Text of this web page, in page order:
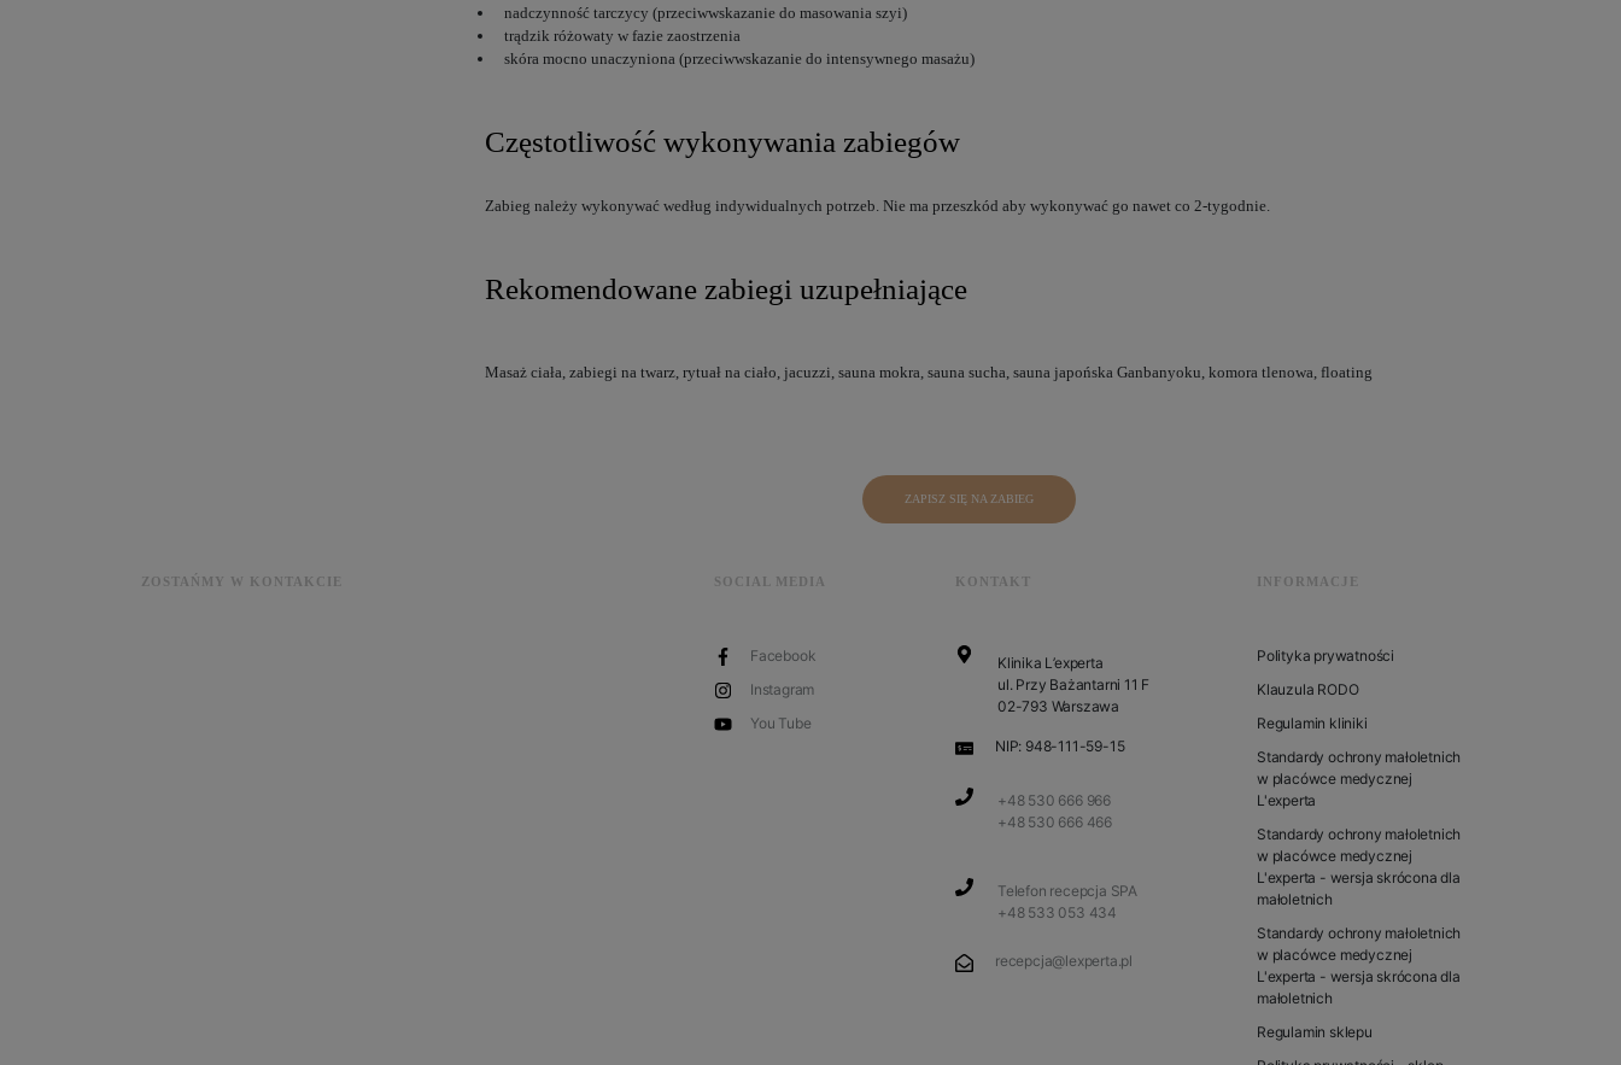
nadczynność tarczycy (przeciwwskazanie do masowania szyi)
trądzik różowaty w fazie zaostrzenia
skóra mocno unaczyniona (przeciwwskazanie do intensywnego masażu)
Częstotliwość wykonywania zabiegów
Zabieg należy wykonywać według indywidualnych potrzeb. Nie ma przeszkód aby wykonywać go nawet co 2-tygodnie.
Rekomendowane zabiegi uzupełniające
Masaż ciała, zabiegi na twarz, rytuał na ciało, jacuzzi, sauna mokra, sauna sucha, sauna japońska Ganbanyoku, komora tlenowa, floating
ZAPISZ SIĘ NA ZABIEG
ZOSTAŃMY W KONTAKCIE SOCIAL MEDIA
Facebook
Instagram
You Tube
KONTAKT
Klinika L’experta
ul. Przy Bażantarni 11 F
02-793 Warszawa
NIP: 948-111-59-15
+48 530 666 966
+48 530 666 466
Telefon recepcja SPA
+48 533 053 434
recepcja@lexperta.pl
INFORMACJE
Polityka prywatności
Klauzula RODO
Regulamin kliniki
Standardy ochrony małoletnich
w placówce medycznej
L'experta
Standardy ochrony małoletnich
w placówce medycznej
L'experta - wersja skrócona dla
małoletnich
Standardy ochrony małoletnich
w placówce medycznej
L'experta - wersja skrócona dla
małoletnich
Regulamin sklepu